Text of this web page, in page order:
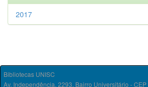
2017
Bibliotecas UNISC
Av. Independência, 2293, Bairro Universitário -